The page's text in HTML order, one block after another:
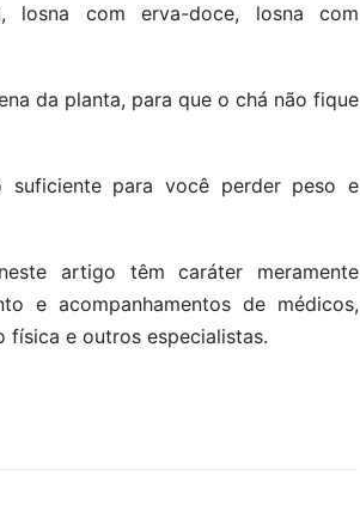
losna com erva-doce, losna com
da planta, para que o chá não fique
suficiente para você perder peso e
artigo têm caráter meramente
e acompanhamentos de médicos,
física e outros especialistas.